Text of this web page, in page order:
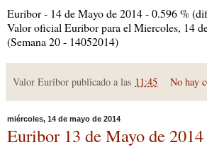
Euribor - 14 de Mayo de 2014 - 0.596 %
Valor oficial Euribor para el Miercoles, 14
(Semana 20 - 14052014)
Valor Euribor publicado a las 11:45 No hay
miércoles, 14 de mayo de 2014
Euribor 13 de Mayo de